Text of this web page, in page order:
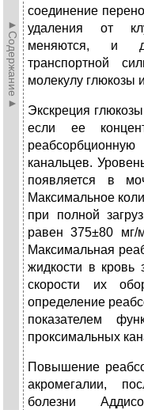
►Содержание►
соединение
удаления от
меняются, и
транспортной
молекулу глюкозы
Экскреция
если ее
канальцев.
появляется в
Максимальное
при полной
равен 375±80
Максимальная
жидкости в кровь
скорости их
определение
показателем
проксимальных
Повышение
акромегалии,
болезни